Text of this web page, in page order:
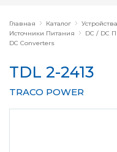
Главная Каталог
Источники Питания
DC / DC
DC Converters
TDL 2-2413
TRACO POWER
Оборудование